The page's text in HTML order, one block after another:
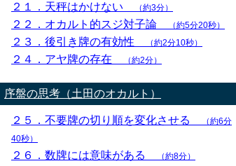
２１．天秤はかけない （約3分）
２２．オカルト的スジ対子論 （約5分20秒）
２３．後引き牌の有効性 （約2分10秒）
２４．アヤ牌の存在 （約2分）
序盤の思考（土田のオカルト）
２５．不要牌の切り順を変化させる
（約6分
40秒）
２６．数牌には意味がある （約8分）